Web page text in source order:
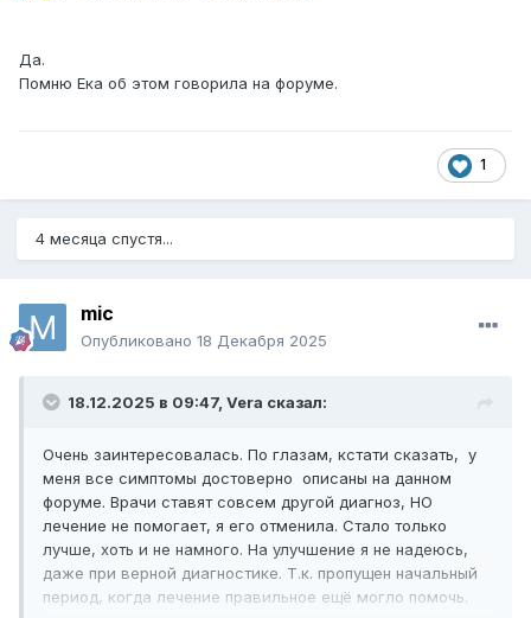
Да.
Помню Ека об этом говорила на форуме.
1
4 месяца спустя...
mic
Опубликовано 18 Декабря 2025
18.12.2025 в 09:47, Vera сказал:
Очень заинтересовалась. По глазам, кстати сказать, у
меня все симптомы достоверно описаны на данном
форуме. Врачи ставят совсем другой диагноз, НО
лечение не помогает, я его отменила. Стало только
лучше, хоть и не намного. На улучшение я не надеюсь,
даже при верной диагностике. Т.к. пропущен начальный
период, когда лечение правильное ещё могло помочь.